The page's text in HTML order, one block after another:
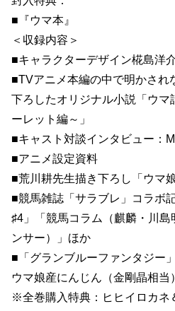
■『ウマ本』
＜収録内容＞
■キャラクターデザイン椛島洋
■TVアニメ本編の中で明かされ
下ろしたオリジナル小説「ウ
ーレット編～」
■キャスト対談インタビュー：
■アニメ設定資料
■荒川耕先生描き下ろし「ウマ
■競馬雑誌「サラブレ」コラボ
♯4」「競馬コラム（麒麟・川島
ンサー）」ほか
■「グランブルーファンタジー
ウマ娘産にんじん（金剛晶相当）
※全巻購入特典：ヒヒイロカネ